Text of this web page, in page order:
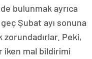
bulunmak ayrıca
Şubat ayı sonuna
Peki,
iken mal bildirimi